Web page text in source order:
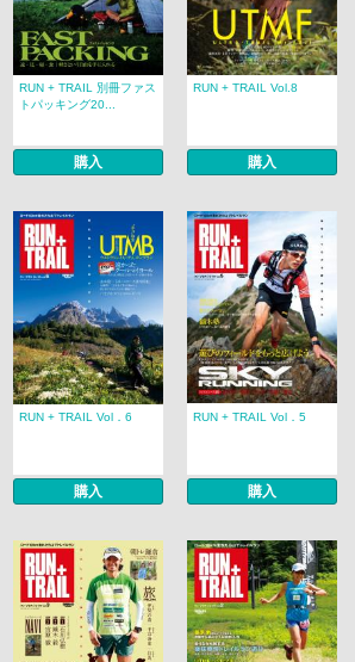
RUN + TRAIL 別冊ファス
トパッキング20...
購入
RUN + TRAIL Vol.8
購入
RUN + TRAIL Vol．6
購入
RUN + TRAIL Vol．5
購入